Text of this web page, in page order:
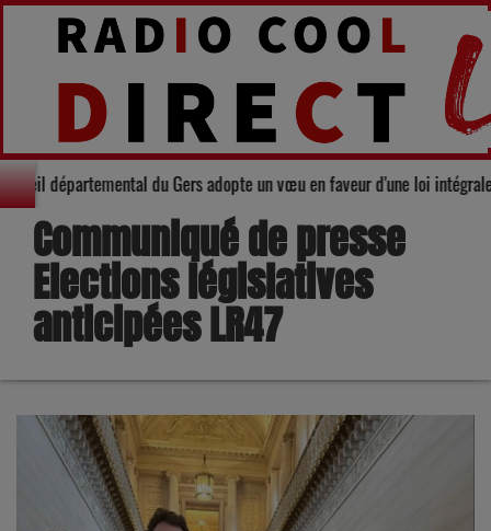
: Le Conseil départemental du Gers adopte un vœu en faveur d'une
Communiqué de presse
Elections législatives
anticipées LR47